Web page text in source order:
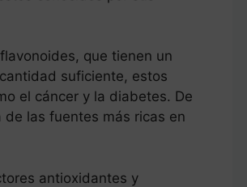
que tienen un
suficiente, estos
el cáncer y la diabetes. De
las fuentes más ricas en
antioxidantes y